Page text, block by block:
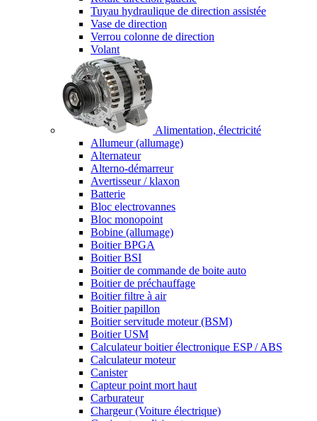
Tuyau hydraulique de direction assistée
Vase de direction
Verrou colonne de direction
Volant
Alimentation, électricité
Allumeur (allumage)
Alternateur
Alterno-démarreur
Avertisseur / klaxon
Batterie
Bloc electrovannes
Bloc monopoint
Bobine (allumage)
Boitier BPGA
Boitier BSI
Boitier de commande de boite auto
Boitier de préchauffage
Boitier filtre à air
Boitier papillon
Boitier servitude moteur (BSM)
Boitier USM
Calculateur boitier électronique ESP / ABS
Calculateur moteur
Canister
Capteur point mort haut
Carburateur
Chargeur (Voiture électrique)